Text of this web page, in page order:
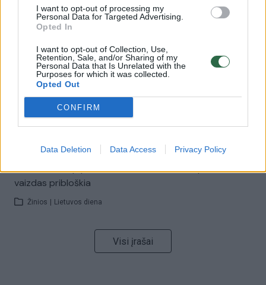
I want to opt-out of processing my
Personal Data for Targeted Advertising.
Opted In
I want to opt-out of Collection, Use,
Retention, Sale, and/or Sharing of my
Personal Data that Is Unrelated with the
Purposes for which it was collected.
Opted Out
CONFIRM
Data Deletion Data Access Privacy Policy
00:00:57
Savaitės vidurys nusimato karštas: temperatūra kils iki
32 laipsnių šilumos
Žinios | Orai
V. Zalužno pasisakymą laiko bandymu įsitvirtinti
Ukrainos politikoje: jis yra neteisus
Laidos | Nauja diena
Nufilmavo, kaip patvino Vilniaus Vakarinis aplinkkelis:
vaizdas pribloškia
Žinios Lietuvos diena
Visi įrašai